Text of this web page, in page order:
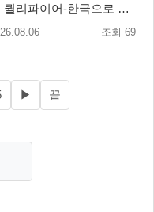
퀄리파이어-한국으로 시
개막!
조회 69
▶ 끝